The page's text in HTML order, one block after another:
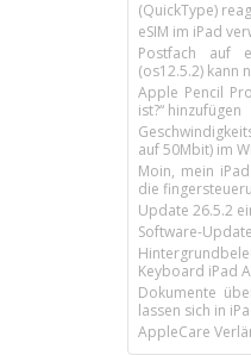
(QuickType)
eSIM im iPad
Postfach auf
(os12.5.2) kann
Apple Pencil
ist?“ hinzufügen
auf 50Mbit) im
Moin, mein
die
Update 26.5.2
Software-Update
Keyboard iPad
Dokumente
lassen sich in
AppleCare